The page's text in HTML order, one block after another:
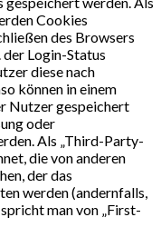
Cookies
des Browsers
der Login-Status
diese nach
können in einem
Nutzer gespeichert
oder
Als „Third-Party-
die von anderen
der das
werden (andernfalls,
man von „First-